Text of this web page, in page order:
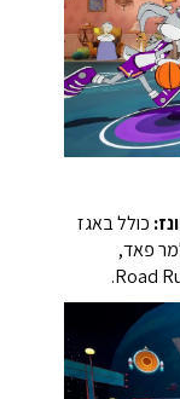
כולל באגז
פאד,